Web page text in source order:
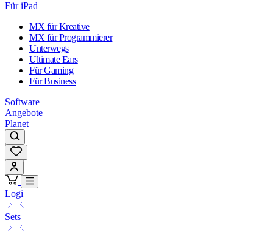
Für iPad
MX für Kreative
MX für Programmierer
Unterwegs
Ultimate Ears
Für Gaming
Für Business
Software
Angebote
Planet
Logi
Sets